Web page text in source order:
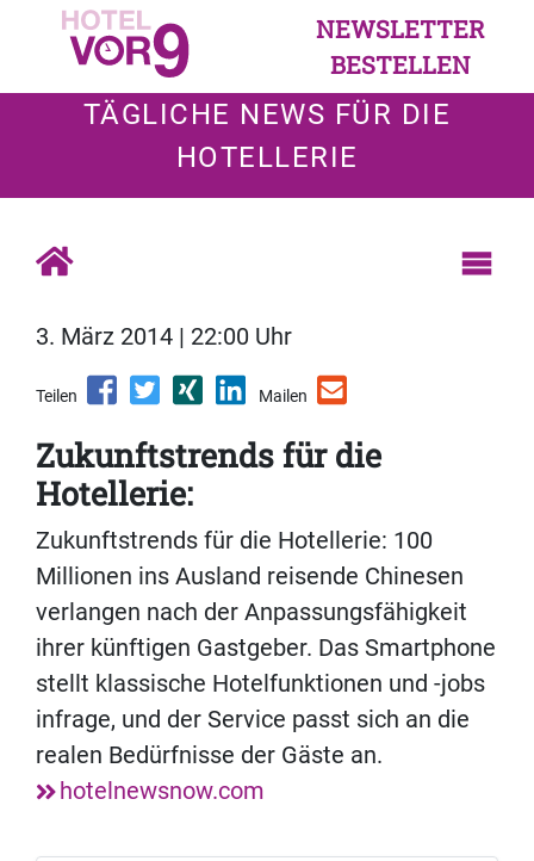
NEWSLETTER
BESTELLEN
TÄGLICHE NEWS FÜR DIE
HOTELLERIE
3. März 2014 | 22:00 Uhr
Teilen Mailen
Zukunftstrends für die
Hotellerie:
Zukunftstrends für die Hotellerie: 100
Millionen ins Ausland reisende Chinesen
verlangen nach der Anpassungsfähigkeit
ihrer künftigen Gastgeber. Das Smartphone
stellt klassische Hotelfunktionen und -jobs
infrage, und der Service passt sich an die
realen Bedürfnisse der Gäste an.
hotelnewsnow.com